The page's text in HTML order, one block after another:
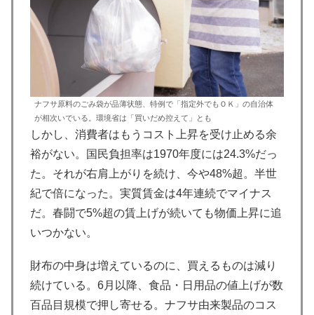
ナフサ原料のごみ袋が品薄状態、特例で「指定外でもＯＫ」の自治体
が相次いでいる。環境省は「買いだめ控えて」とも
しかし、消費者はもうコスト上昇を受け止める余
裕がない。国民負担率は1970年度には24.3%だっ
た。それが右肩上がりを続け、今や48%超。半世
紀で倍になった。実質賃金は4年連続でマイナス
だ。春闘で5%超の賃上げが続いても物価上昇に追
いつかない。
財布の中身は増えているのに、買えるものは減り
続けている。6月以降、食品・日用品の値上げが数
百品目規模で押し寄せる。ナフサ由来製品のコス